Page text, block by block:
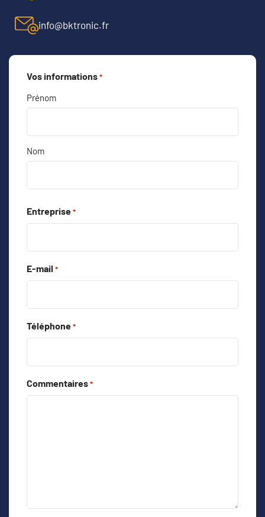
info@bktronic.fr
Vos informations *
Prénom
Nom
Entreprise *
E-mail *
Téléphone *
Commentaires *